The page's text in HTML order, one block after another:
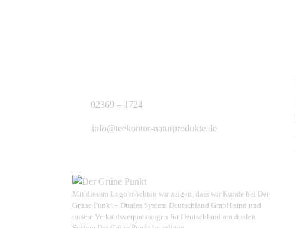
02369 – 1724
info@teekontor-naturprodukte.de
Mit diesem Logo möchten wir zeigen, dass wir Kunde bei Der
Grüne Punkt – Duales System Deutschland GmbH sind und
unsere Verkaufsverpackungen für Deutschland am dualen